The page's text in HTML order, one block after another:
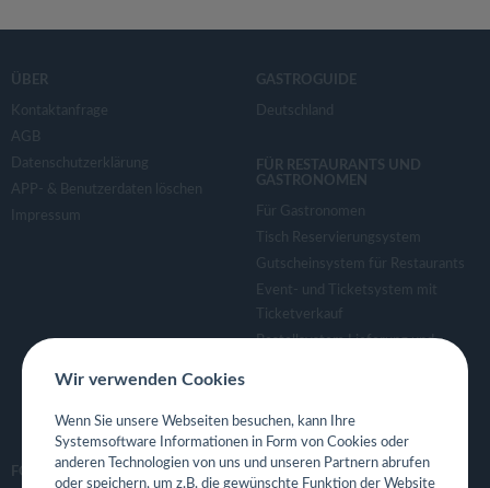
ÜBER
Kontaktanfrage
AGB
Datenschutzerklärung
APP- & Benutzerdaten löschen
Impressum
GASTROGUIDE
Deutschland
FÜR RESTAURANTS UND
GASTRONOMEN
Für Gastronomen
Tisch Reservierungsystem
Gutscheinsystem für Restaurants
Event- und Ticketsystem mit
Ticketverkauf
Bestellsystem Lieferung und
Eigene App für Restaurant
FOLGE UNS
Wir verwenden Cookies
Wenn Sie unsere Webseiten besuchen, kann Ihre
Systemsoftware Informationen in Form von Cookies oder
anderen Technologien von uns und unseren Partnern abrufen
oder speichern, um z.B. die gewünschte Funktion der Website